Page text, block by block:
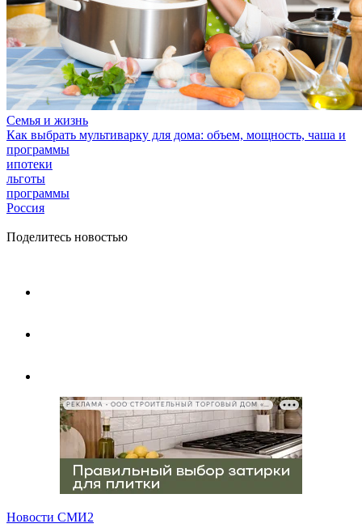
Семья и жизнь
Как выбрать мультиварку для дома: объем, мощность, чаша и
программы
ипотеки
льготы
программы
Россия
Поделитесь новостью
РЕКЛАМА • ООО СТРОИТЕЛЬНЫЙ ТОРГОВЫЙ ДОМ «ПЕТРОВИЧ», ИНН 7802348846
Новости СМИ2